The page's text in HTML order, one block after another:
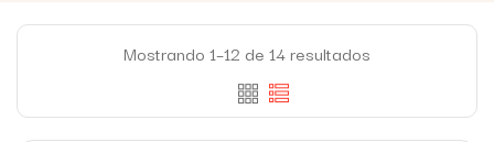
Mostrando 1–12 de 14 resultados